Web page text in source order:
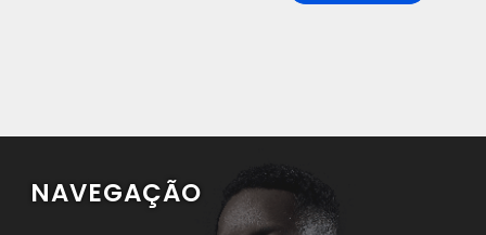
NAVEGAÇÃO